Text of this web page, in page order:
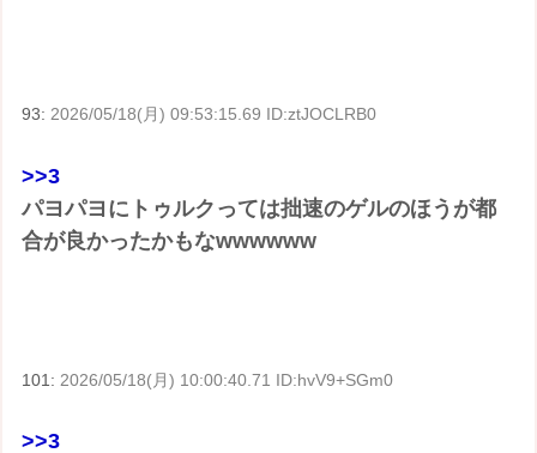
93:2026/05/18(月) 09:53:15.69 ID:ztJOCLRB0
>>3
パヨパヨにトゥルクっては拙速のゲルのほうが都
合が良かったかもなwwwwww
101: 2026/05/18(月) 10:00:40.71 ID:hvV9+SGm0
>>3